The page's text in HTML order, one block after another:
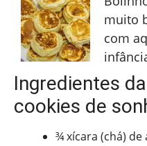
muito
com
Ingredientes
cookies de
¾ xícara (chá) de